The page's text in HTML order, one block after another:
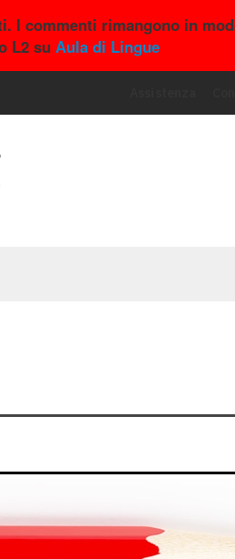
I commenti rimangono in
L2 su Aula di Lingue